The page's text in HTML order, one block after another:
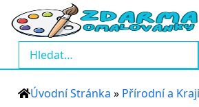
Úvodní Stránka » Přírodní a